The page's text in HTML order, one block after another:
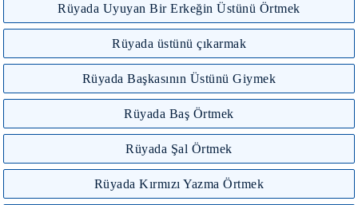
Rüyada Uyuyan Bir Erkeğin Üstünü Örtmek
Rüyada üstünü çıkarmak
Rüyada Başkasının Üstünü Giymek
Rüyada Baş Örtmek
Rüyada Şal Örtmek
Rüyada Kırmızı Yazma Örtmek